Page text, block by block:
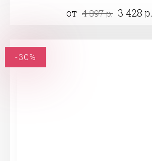
от 4 897 р. 3 428 р.
-30%